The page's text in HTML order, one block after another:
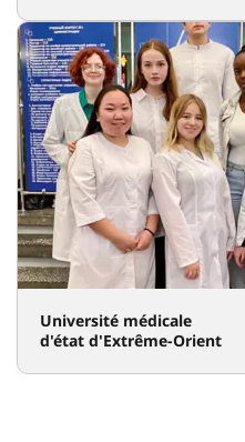
Université médicale
d'état d'Extrême-Orient